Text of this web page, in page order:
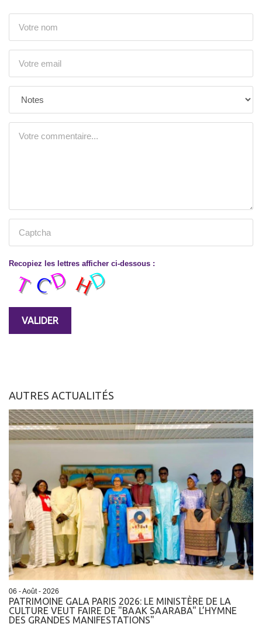
Recopiez les lettres afficher ci-dessous :
AUTRES ACTUALITÉS
06 - Août - 2026
PATRIMOINE GALA PARIS 2026: LE MINISTÈRE DE LA
CULTURE VEUT FAIRE DE "BAAK SAARABA" L’HYMNE
DES GRANDES MANIFESTATIONS"